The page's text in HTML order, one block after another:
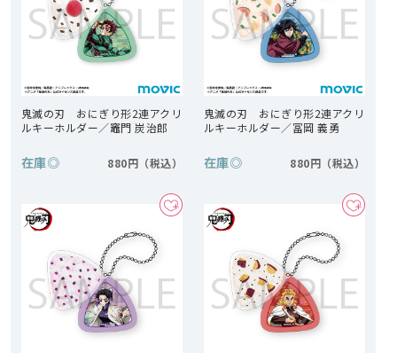
鬼滅の刃 おにぎり形2連アクリ
ルキーホルダー／竈門 炭治郎
在庫◎ 880円
鬼滅の刃 おにぎり形2連アクリ
ルキーホルダー／冨岡 義勇
在庫◎ 880円